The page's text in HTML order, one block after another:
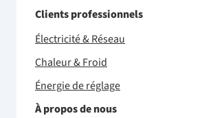
Clients professionnels
Électricité & Réseau
Chaleur & Froid
Énergie de réglage
À propos de nous